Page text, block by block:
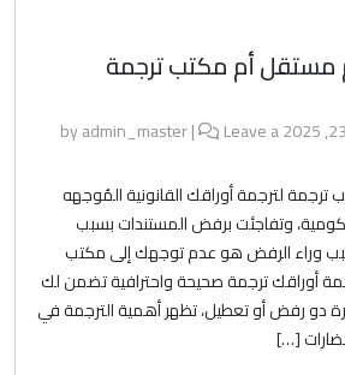
مستقل أم مكتب ترجمة
admin_master|
Leave a
لترجمة أوراقك القانونية المُوجهه
وتفاجئت برفض المستندات بسبب
وراء الرفض هو عدم توجهك إلى مكتب
أوراقك ترجمة صحيحة واحترافية تضمن لك
دو رفض أو تعطيل، تظهر أهمية الترجمة في
[…]